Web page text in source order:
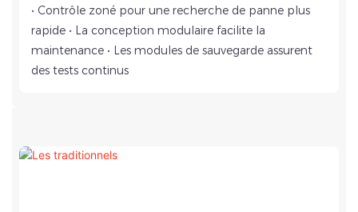
• Contrôle zoné pour une recherche de panne plus
rapide • La conception modulaire facilite la
maintenance • Les modules de sauvegarde assurent
des tests continus